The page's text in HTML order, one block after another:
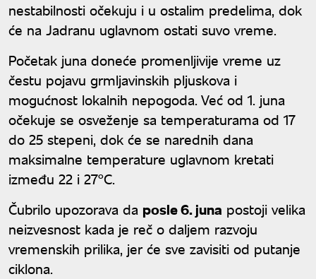
nestabilnosti očekuju i u ostalim predelima, dok
će na Jadranu uglavnom ostati suvo vreme.
Početak juna doneće promenljivije vreme uz
čestu pojavu grmljavinskih pljuskova i
mogućnost lokalnih nepogoda. Već od 1. juna
očekuje se osveženje sa temperaturama od 17
do 25 stepeni, dok će se narednih dana
maksimalne temperature uglavnom kretati
između 22 i 27°C.
Čubrilo upozorava da posle 6. juna postoji velika
neizvesnost kada je reč o daljem razvoju
vremenskih prilika, jer će sve zavisiti od putanje
ciklona.